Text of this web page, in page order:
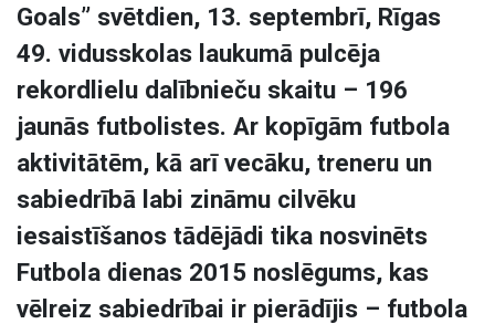
Goals” svētdien, 13. septembrī, Rīgas
49. vidusskolas laukumā pulcēja
rekordlielu dalībnieču skaitu – 196
jaunās futbolistes. Ar kopīgām futbola
aktivitātēm, kā arī vecāku, treneru un
sabiedrībā labi zināmu cilvēku
iesaistīšanos tādējādi tika nosvinēts
Futbola dienas 2015 noslēgums, kas
vēlreiz sabiedrībai ir pierādījis – futbola